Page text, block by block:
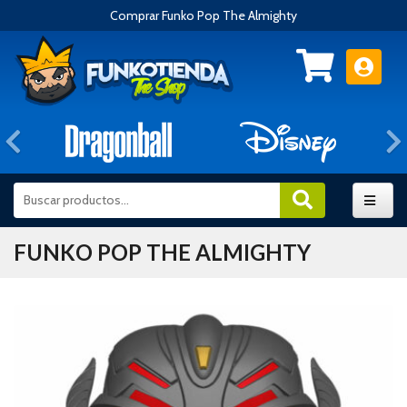
Comprar Funko Pop The Almighty
Anterior
FUNKO POP THE ALMIGHTY